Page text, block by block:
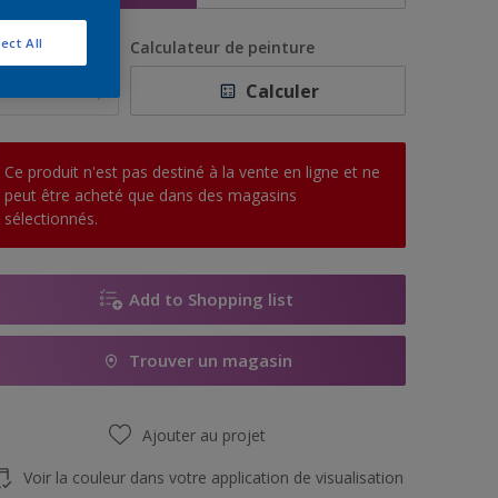
Calculateur de peinture
Calculer
Ce produit n'est pas destiné à la vente en ligne et ne
peut être acheté que dans des magasins
sélectionnés.
Add to Shopping list
Trouver un magasin
Ajouter au projet
Voir la couleur dans votre application de visualisation
All